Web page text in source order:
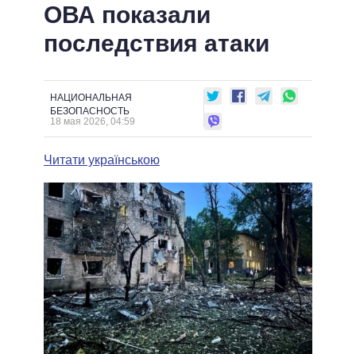
ОБЗОРЫ
ДАЙДЖЕСТЫ
ПРЕЗИДЕНТ И ОФИС
ВЕРХОВНАЯ РАДА
КАБИНЕТ МИНИСТРОВ
ГЛАВЫ ОБЛАДМИНИСТРАЦИЙ
МЭРЫ
ВСЕ ПЕРСОНЫ
ВИДЕО
СРАВНЕНИЕ ПОЛИТИКОВ
ОВА показали
последствия атаки
НАЦИОНАЛЬНАЯ
БЕЗОПАСНОСТЬ
18 мая 2026, 04:59
Читати українською